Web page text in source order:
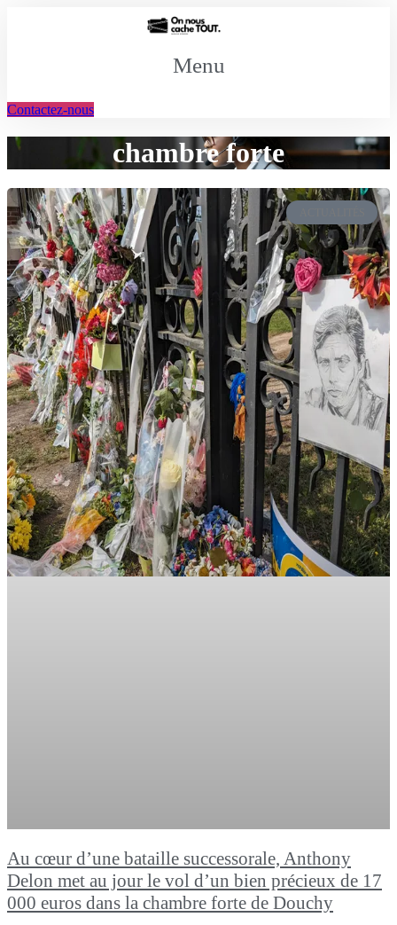
Menu
Contactez-nous
chambre forte
Au cœur d’une bataille successorale, Anthony
Delon met au jour le vol d’un bien précieux de 17
000 euros dans la chambre forte de Douchy